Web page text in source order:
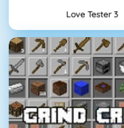
Love Tester 3